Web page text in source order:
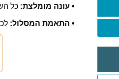
• עונה מומלצת: כל
• התאמת המסלול: